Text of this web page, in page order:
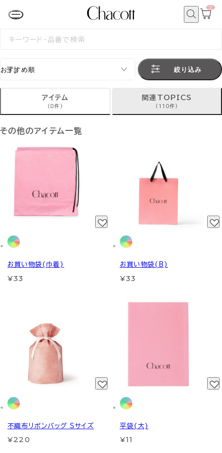
カ
0
検
絞り込み
アイテム
(8件)
関連TOPICS
(110件)
その他のアイテム一覧
お買い物袋(巾着)
¥33
お買い物袋(B)
¥33
不織布リボンバッグ Sサイズ
¥220
平袋(大)
¥11